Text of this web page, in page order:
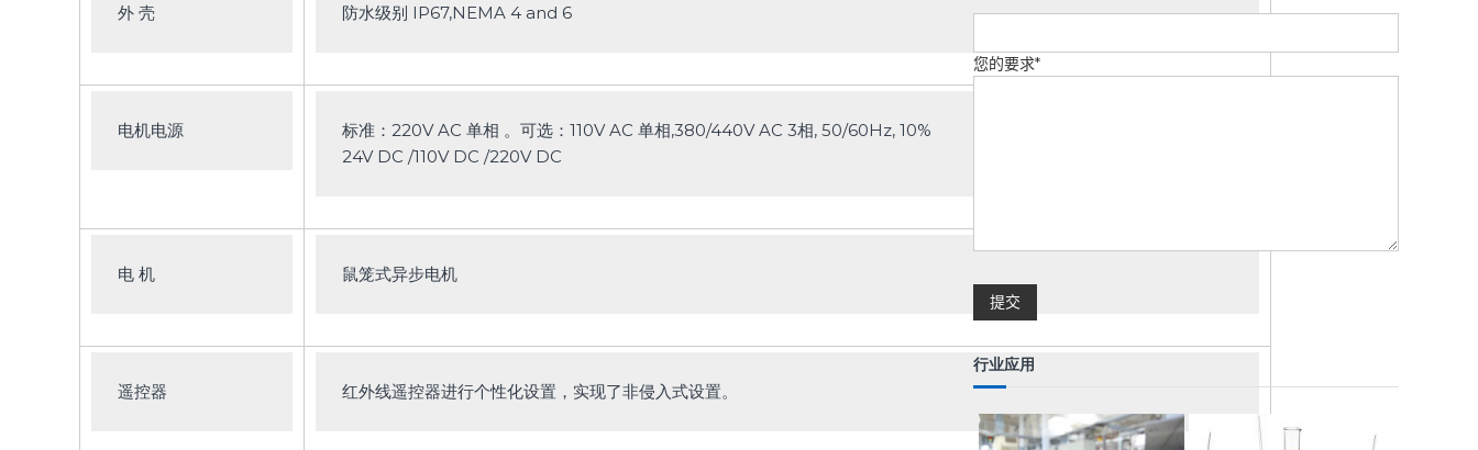
外 壳 防水级别 IP67,NEMA 4 and 6
电机电源
标准：220V AC 单相 。可选：110V AC 单相,380/440V AC 3相, 50/60Hz, 10%
24V DC /110V DC /220V DC
电 机 鼠笼式异步电机
遥控器 红外线遥控器进行个性化设置，实现了非侵入式设置。
您的要求*
行业应用